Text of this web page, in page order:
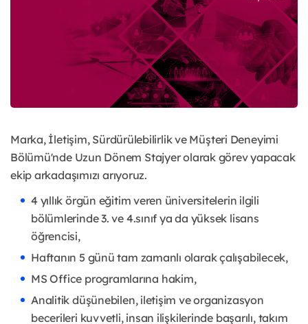
Marka, İletişim, Sürdürülebilirlik ve Müşteri Deneyimi
Bölümü'nde Uzun Dönem Stajyer olarak görev yapacak
ekip arkadaşımızı arıyoruz.
4 yıllık örgün eğitim veren üniversitelerin ilgili
bölümlerinde 3. ve 4.sınıf ya da yüksek lisans
öğrencisi,
Haftanın 5 günü tam zamanlı olarak çalışabilecek,
MS Office programlarına hakim,
Analitik düşünebilen, iletişim ve organizasyon
becerileri kuvvetli, insan ilişkilerinde başarılı, takım